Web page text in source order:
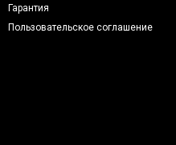
Гарантия
Пользовательское соглашение